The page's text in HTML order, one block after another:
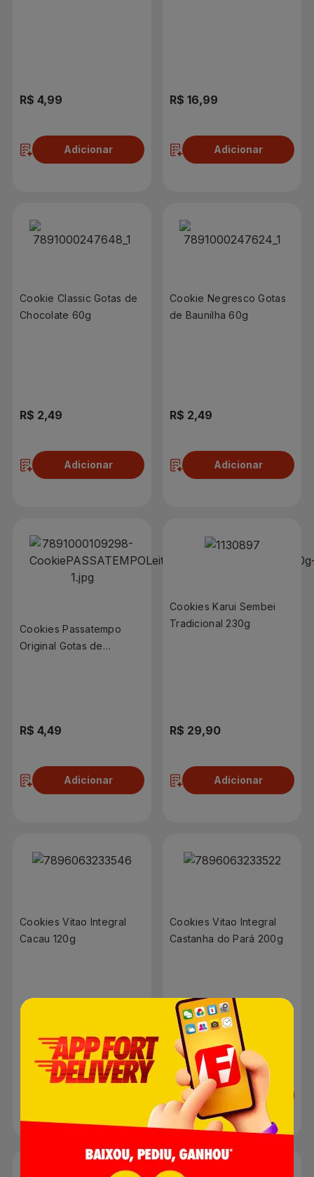
R$ 4,99
Adicionar
R$ 16,99
Adicionar
Cookie Classic Gotas de
Chocolate 60g
R$ 2,49
Adicionar
Cookie Negresco Gotas
de Baunilha 60g
R$ 2,49
Adicionar
Cookies Passatempo
Original Gotas de
R$ 4,49
Adicionar
Cookies Karui Sembei
Tradicional 230g
R$ 29,90
Adicionar
Cookies Vitao Integral
Cacau 120g
R$ 9,59
Cookies Vitao Integral
Castanha do Pará 200g
R$ 9,59
Adicionar